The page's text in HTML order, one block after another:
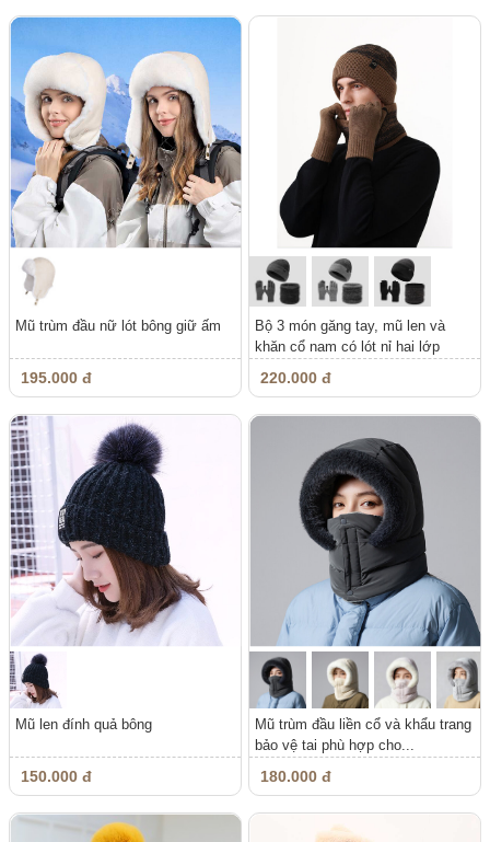
Mũ trùm đầu nữ lót bông giữ ấm
195.000 đ
Bộ 3 món găng tay, mũ len và
khăn cổ nam có lót nỉ hai lớp
220.000 đ
Mũ len đính quả bông
150.000 đ
Mũ trùm đầu liền cổ và khẩu trang
bảo vệ tai phù hợp cho...
180.000 đ